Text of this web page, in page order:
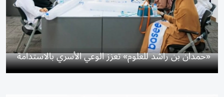
«حمدان بن راشد للعلوم» تعزز الوعي الأسري بالاستدامة